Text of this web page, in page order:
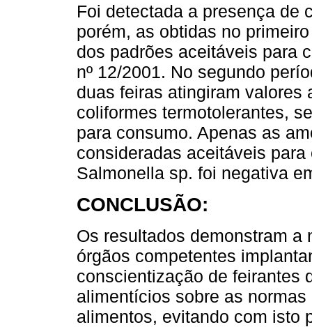
Foi detectada a presença de
porém, as obtidas no
dos padrões aceitáveis para
nº 12/2001. No segundo
duas feiras atingiram valores
coliformes termotolerantes,
para consumo. Apenas as
consideradas aceitáveis
Salmonella sp. foi negativa
CONCLUSÃO:
Os resultados demonstram
órgãos competentes
conscientização de feirantes
alimentícios sobre as
alimentos, evitando com isto